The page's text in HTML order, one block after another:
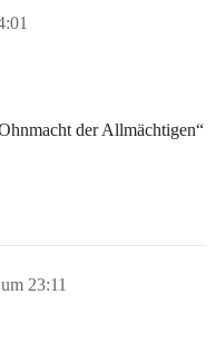
der Allmächtigen“
23:11